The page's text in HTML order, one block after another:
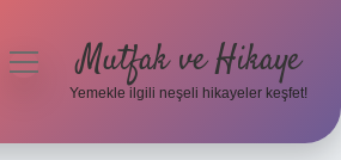
menüyüMutfak ve Hikaye
Yemekle ilgili neşeli hikayeler keşfet!